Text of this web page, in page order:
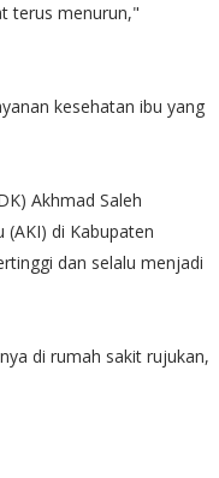
terus menurun,"
kesehatan ibu yang
Akhmad Saleh
di Kabupaten
dan selalu menjadi
di rumah sakit rujukan,